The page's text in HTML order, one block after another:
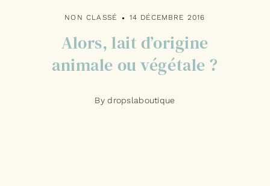
NON CLASSÉ 14 DÉCEMBRE 2016
Alors, lait d’origine
animale ou végétale ?
By dropslaboutique